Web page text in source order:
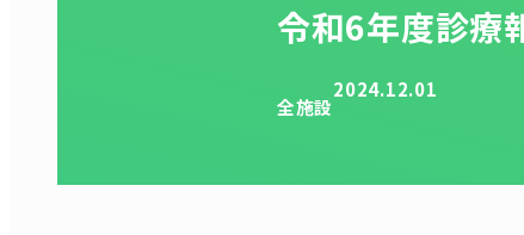
令和6年度診療
全施設
2024.12.01